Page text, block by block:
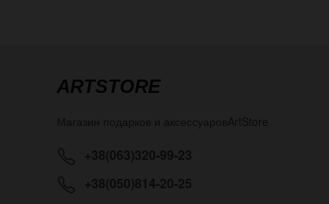
ARTSTORE